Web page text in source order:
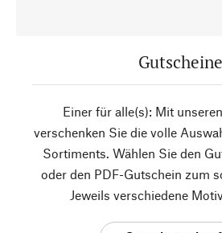
Gutscheine
Einer für alle(s): Mit
verschenken Sie die volle
Sortiments. Wählen Sie den
oder den PDF-Gutschein zum
Jeweils verschiedene